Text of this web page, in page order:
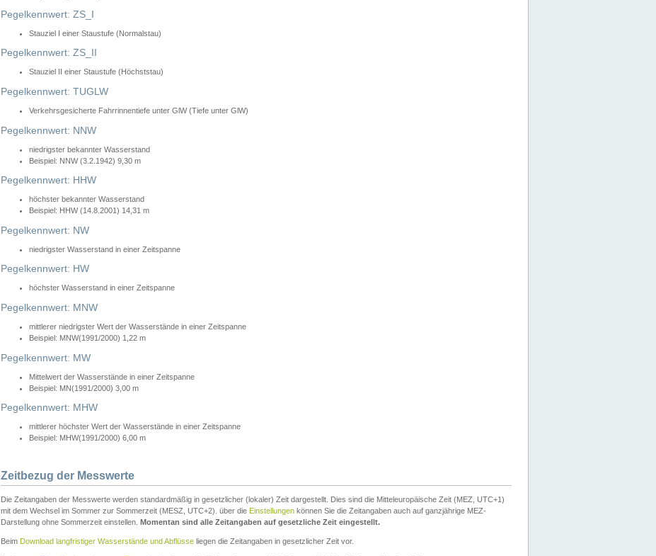
Pegelkennwert: ZS_I
Stauziel I einer Staustufe (Normalstau)
Pegelkennwert: ZS_II
Stauziel II einer Staustufe (Höchststau)
Pegelkennwert: TUGLW
Verkehrsgesicherte Fahrrinnentiefe unter GlW (Tiefe unter GlW)
Pegelkennwert: NNW
niedrigster bekannter Wasserstand
Beispiel: NNW (3.2.1942) 9,30 m
Pegelkennwert: HHW
höchster bekannter Wasserstand
Beispiel: HHW (14.8.2001) 14,31 m
Pegelkennwert: NW
niedrigster Wasserstand in einer Zeitspanne
Pegelkennwert: HW
höchster Wasserstand in einer Zeitspanne
Pegelkennwert: MNW
mittlerer niedrigster Wert der Wasserstände in einer Zeitspanne
Beispiel: MNW(1991/2000) 1,22 m
Pegelkennwert: MW
Mittelwert der Wasserstände in einer Zeitspanne
Beispiel: MN(1991/2000) 3,00 m
Pegelkennwert: MHW
mittlerer höchster Wert der Wasserstände in einer Zeitspanne
Beispiel: MHW(1991/2000) 6,00 m
Zeitbezug der Messwerte
Die Zeitangaben der Messwerte werden standardmäßig in gesetzlicher (lokaler) Zeit dargestellt. Dies sind die Mitteleuropäische Zeit (MEZ, UTC+1)
mit dem Wechsel im Sommer zur Sommerzeit (MESZ, UTC+2). über die Einstellungen können Sie die Zeitangaben auch auf ganzjährige MEZ-
Darstellung ohne Sommerzeit einstellen. Momentan sind alle Zeitangaben auf gesetzliche Zeit eingestellt.
Beim Download langfristiger Wasserstände und Abflüsse liegen die Zeitangaben in gesetzlicher Zeit vor.